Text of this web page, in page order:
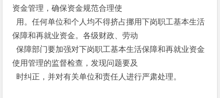
资金管理，确保资金规范合理使
用。任何单位和个人均不得挤占挪用下岗职工基本生活
保障和再就业资金。各级财政、劳动
保障部门要加强对下岗职工基本生活保障和再就业资金
使用管理的监督检查，发现问题要及
时纠正，并对有关单位和责任人进行严肃处理。